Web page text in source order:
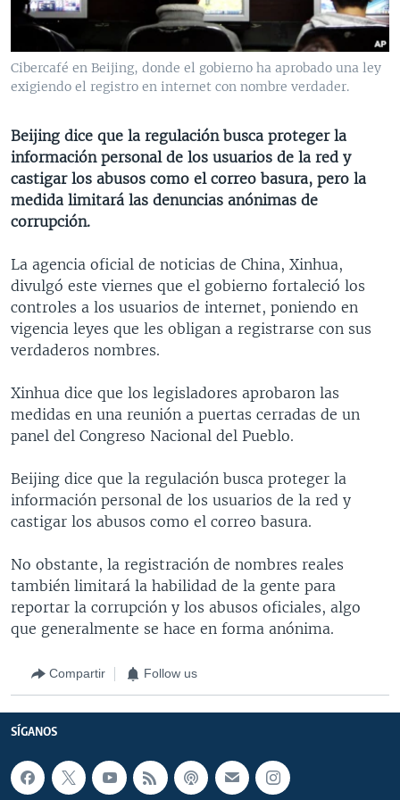
VENEZUELA
BRASIL
NICARAGUA
ECONOMÍA
ENTRETENIMIENTO Y CULTURA
TECNOLOGÍA
CIENCIA Y SALUD
MULTIMEDIA
VIDEOS
FOTOGRAFÍA
PROGRAMAS TV
EL MUNDO AL DÍA
VISIÓN 360
LAS CLAVES
PANORAMA
RADIO
AUDIONOTICIAS
BUENOS DÍAS AMÉRICA
ESTADOS UNIDOS AL DÍA
FORO [RADIO]
DEPORTIVO INTERNACIONAL
NOTA ECONÓMICA
DOCUMENTALES DE LA VOA
Learning English
Idiomas
Cibercafé en Beijing, donde el gobierno ha aprobado una ley
exigiendo el registro en internet con nombre verdader.
Beijing dice que la regulación busca proteger la
información personal de los usuarios de la red y
castigar los abusos como el correo basura, pero la
medida limitará las denuncias anónimas de
corrupción.
La agencia oficial de noticias de China, Xinhua,
divulgó este viernes que el gobierno fortaleció los
controles a los usuarios de internet, poniendo en
vigencia leyes que les obligan a registrarse con sus
verdaderos nombres.
Xinhua dice que los legisladores aprobaron las
medidas en una reunión a puertas cerradas de un
panel del Congreso Nacional del Pueblo.
Beijing dice que la regulación busca proteger la
información personal de los usuarios de la red y
castigar los abusos como el correo basura.
No obstante, la registración de nombres reales
también limitará la habilidad de la gente para
reportar la corrupción y los abusos oficiales, algo
que generalmente se hace en forma anónima.
Compartir Follow us
SÍGANOS